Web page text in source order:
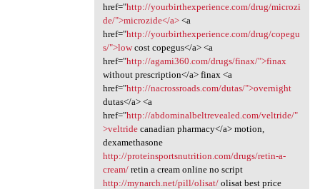
href="http://yourbirthexperience.com/drug/microzi
de/">microzide</a><a
href="http://yourbirthexperience.com/drug/copegu
s/">lowcost copegus</a> <a
href="http://agami360.com/drugs/finax/">finax
without prescription</a> finax <a
href="http://nacrossroads.com/dutas/">overnight
dutas</a> <a
href="http://abdominalbeltrevealed.com/veltride/"
>veltridecanadian pharmacy</a> motion,
dexamethasone
http://proteinsportsnutrition.com/drugs/retin-a-
cream/retin a cream online no script
http://mynarch.net/pill/olisat/olisat best price